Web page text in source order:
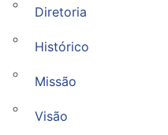
Diretoria
Histórico
Missão
Visão